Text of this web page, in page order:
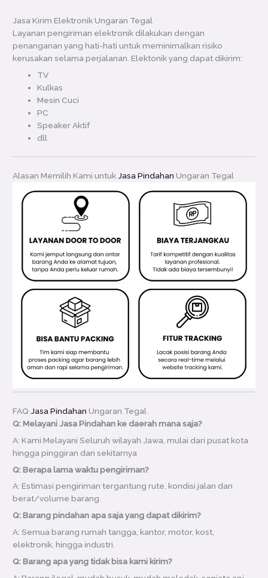
Jasa Kirim Elektronik Ungaran Tegal
Layanan pengiriman elektronik dilakukan dengan
penanganan yang hati-hati untuk meminimalkan risiko
kerusakan selama perjalanan. Elektonik yang dapat dikirim:
TV
Kulkas
Mesin Cuci
PC
Speaker Aktif
dll
Alasan Memilih Kami untuk Jasa Pindahan Ungaran Tegal
FAQ Jasa Pindahan Ungaran Tegal
Q: Melayani Jasa Pindahan ke daerah mana saja?
A: Kami Melayani Seluruh wilayah Jawa, mulai dari pusat kota
hingga pinggiran dan sekitarnya
Q: Berapa lama waktu pengiriman?
A: Estimasi pengiriman tergantung rute, kondisi jalan dan
berat/volume barang.
Q: Barang pindahan apa saja yang dapat dikirim?
A: Semua barang rumah tangga, kantor, motor, kost,
elektronik, hingga industri.
Q: Barang apa yang tidak bisa kami kirim?